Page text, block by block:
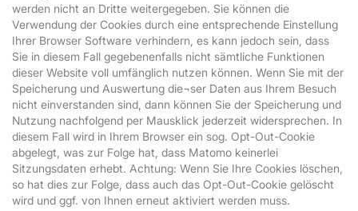
werden nicht an Dritte weitergegeben. Sie können die
Verwendung der Cookies durch eine entsprechende Einstellung
Ihrer Browser Software verhindern, es kann jedoch sein, dass
Sie in diesem Fall gegebenenfalls nicht sämtliche Funktionen
dieser Website voll umfänglich nutzen können. Wenn Sie mit der
Speicherung und Auswertung die¬ser Daten aus Ihrem Besuch
nicht einverstanden sind, dann können Sie der Speicherung und
Nutzung nachfolgend per Mausklick jederzeit widersprechen. In
diesem Fall wird in Ihrem Browser ein sog. Opt-Out-Cookie
abgelegt, was zur Folge hat, dass Matomo keinerlei
Sitzungsdaten erhebt. Achtung: Wenn Sie Ihre Cookies löschen,
so hat dies zur Folge, dass auch das Opt-Out-Cookie gelöscht
wird und ggf. von Ihnen erneut aktiviert werden muss.